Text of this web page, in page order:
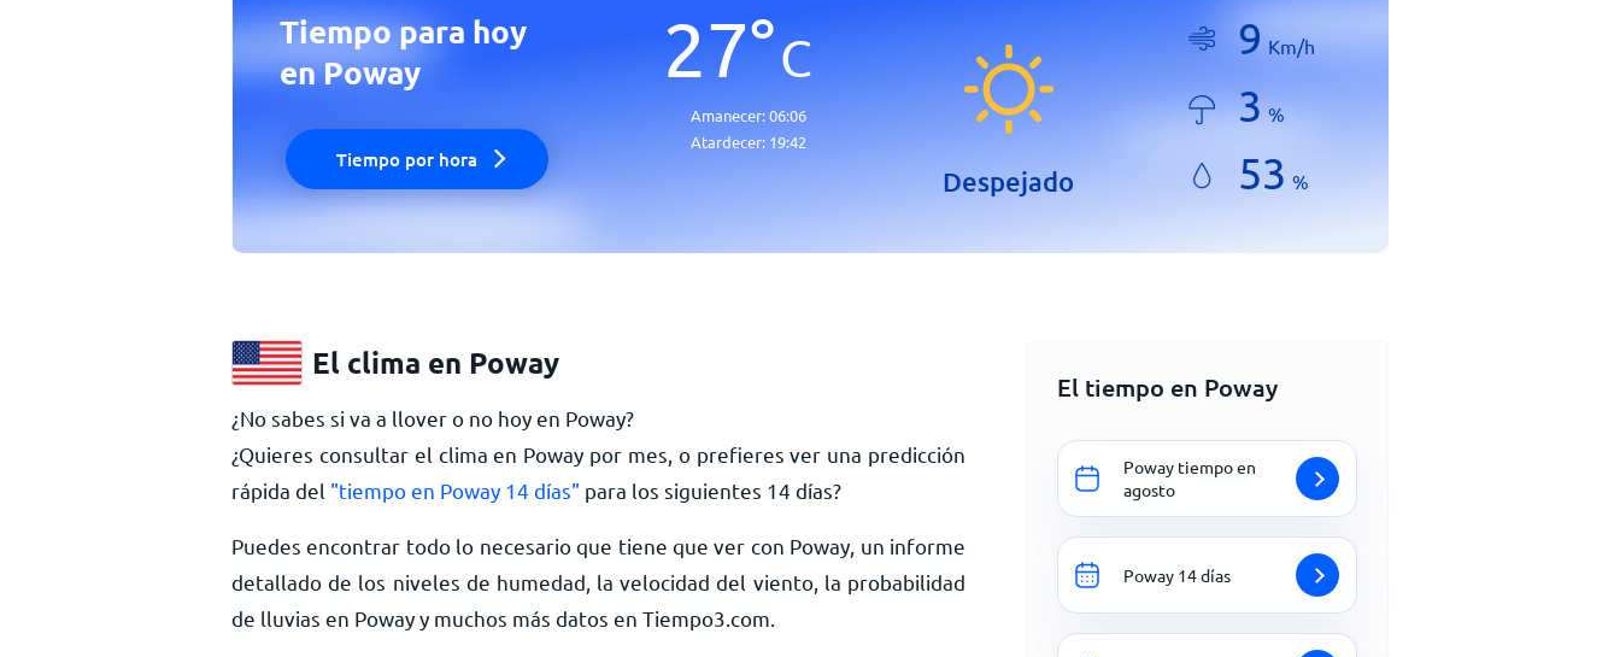
Tiempo para hoy
en Poway
Tiempo por hora
27°C
Amanecer:06:06
Atardecer: 19:42
Despejado
9 Km/h
3 %
53 %
El clima en Poway
¿No sabes si va a llover o no hoy en Poway?
¿Quieres consultar el clima en Poway por mes, o prefieres ver una predicción
rápida del "tiempo en Poway 14 días" para los siguientes 14 días?
Puedes encontrar todo lo necesario que tiene que ver con Poway, un informe
detallado de los niveles de humedad, la velocidad del viento, la probabilidad
de lluvias en Poway y muchos más datos en Tiempo3.com.
El tiempo en Poway
Poway tiempo en
agosto
Poway 14 días